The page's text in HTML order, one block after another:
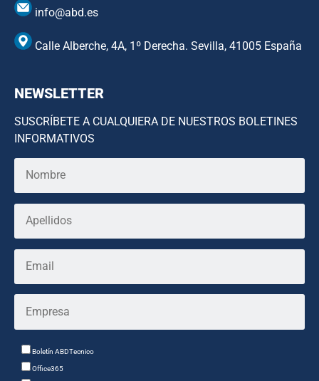
info@abd.es
Calle Alberche, 4A, 1º Derecha. Sevilla, 41005 España
NEWSLETTER
SUSCRÍBETE A CUALQUIERA DE NUESTROS BOLETINES
INFORMATIVOS
Boletín ABDTecnico
Office365